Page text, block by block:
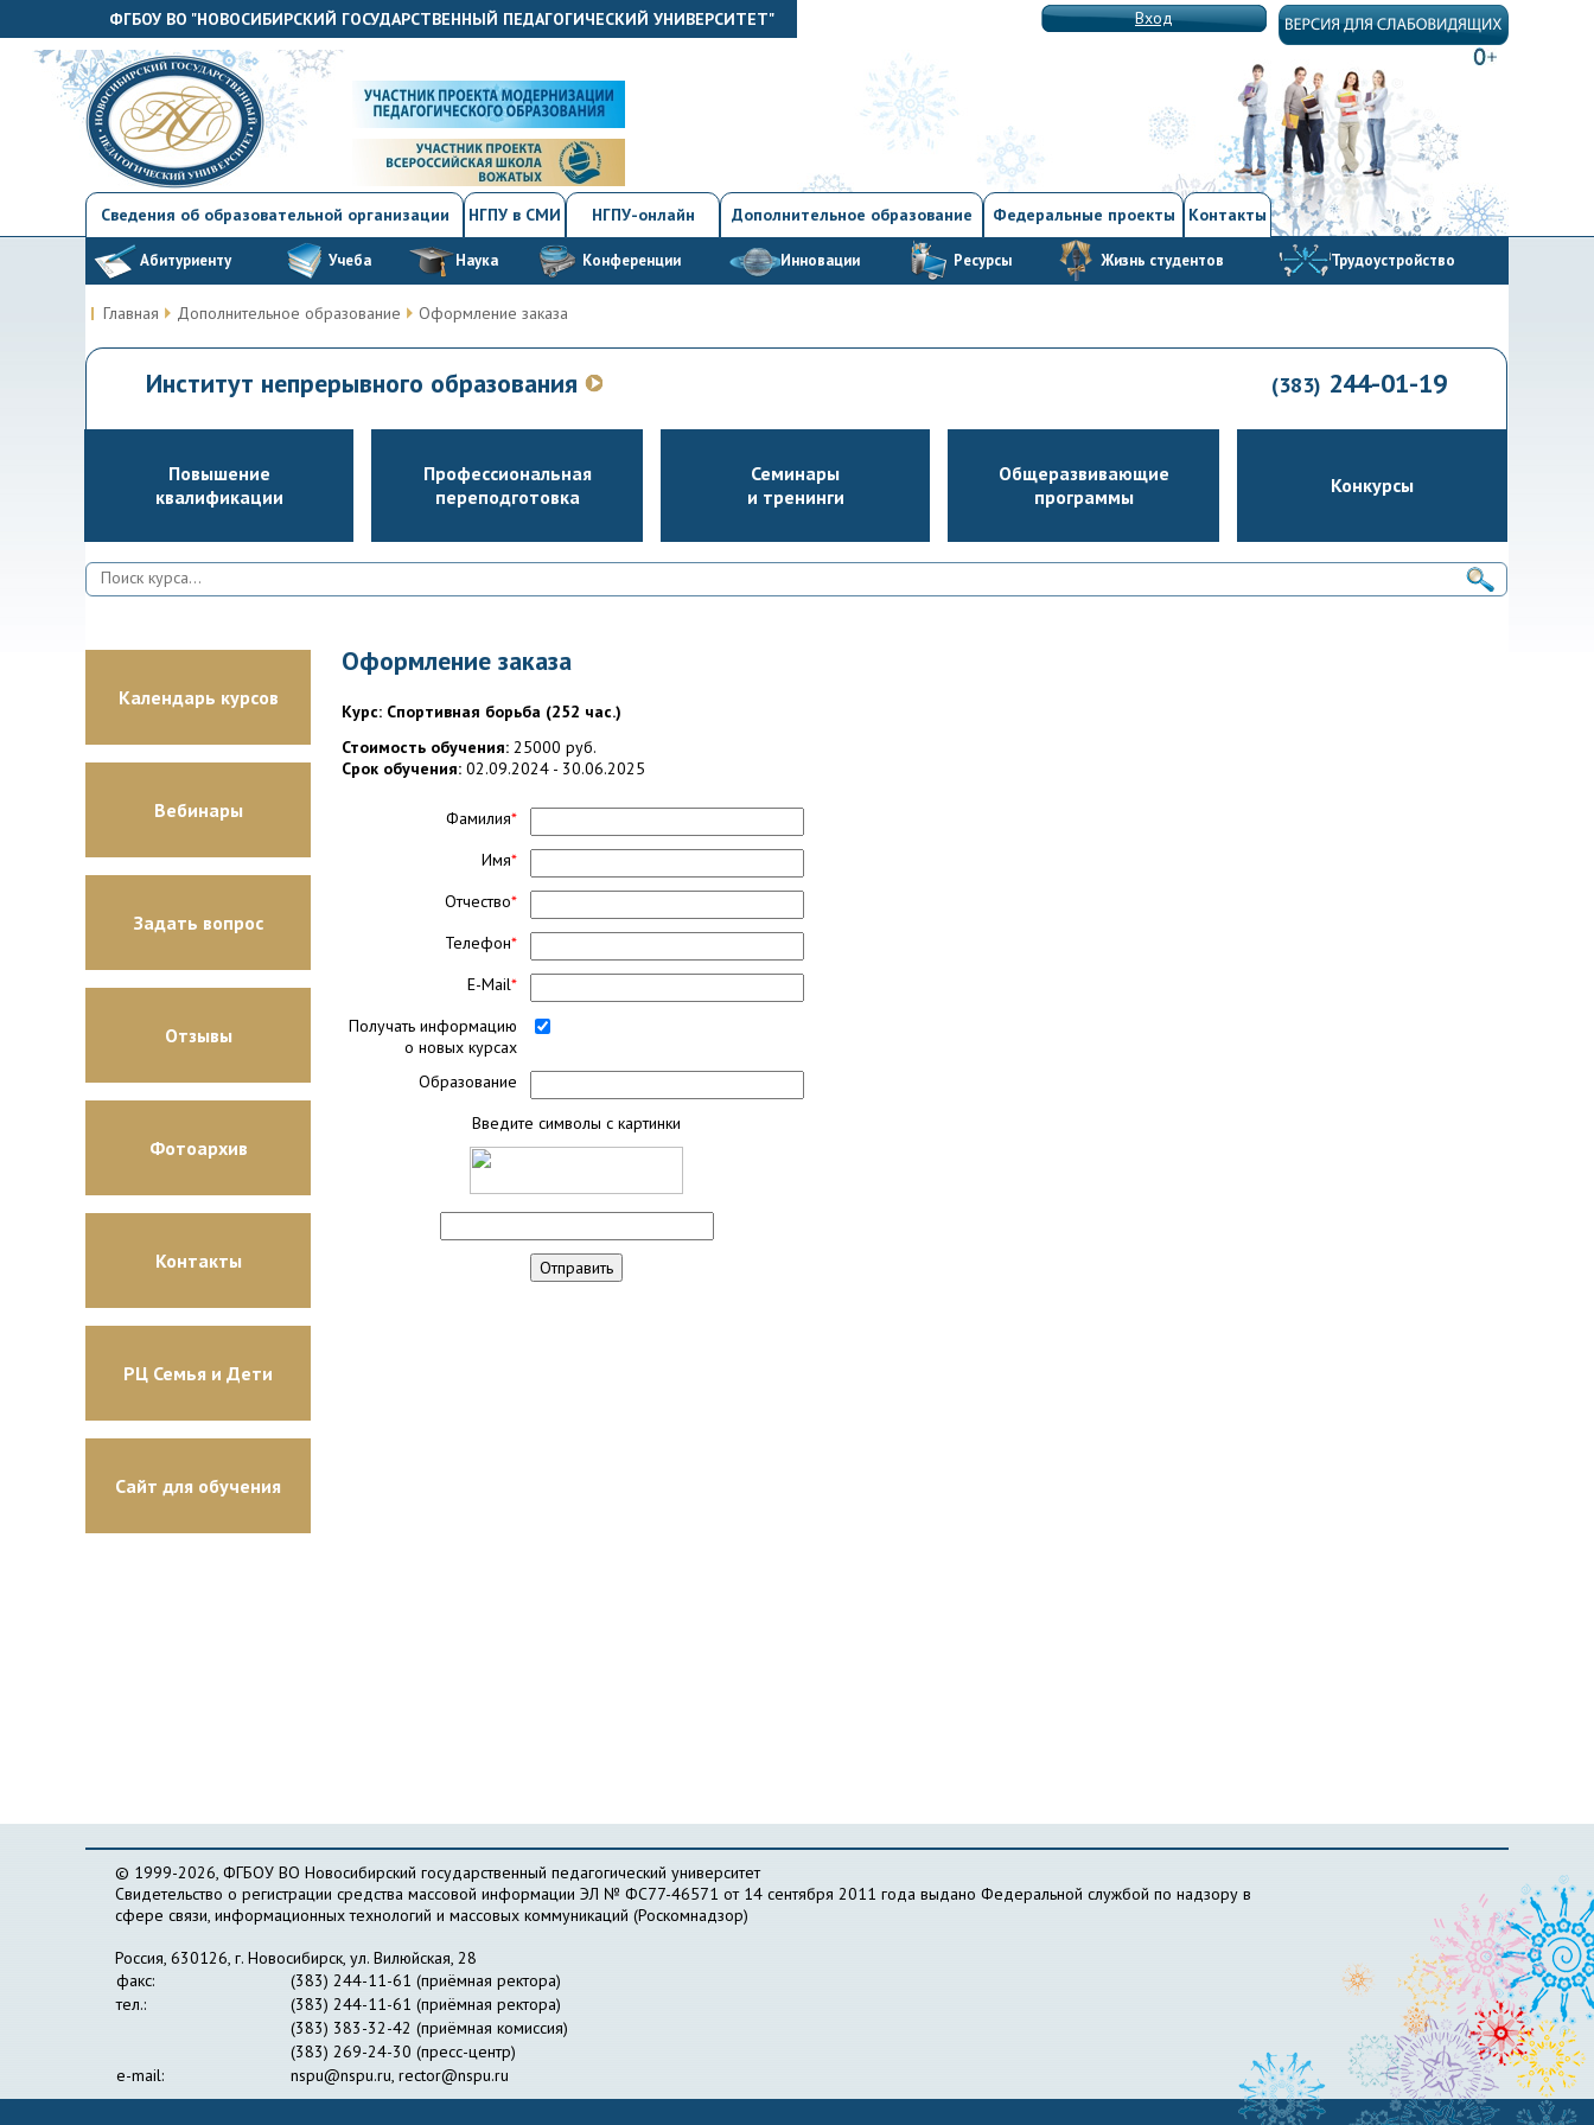
ФГБОУ ВО "НОВОСИБИРСКИЙ ГОСУДАРСТВЕННЫЙ ПЕДАГОГИЧЕСКИЙ УНИВЕРСИТЕТ" Вход
Сведения об образовательной организации НГПУ в СМИ НГПУ-онлайн Дополнительное образование Федеральные проекты Контакты
Абитуриенту Учеба Наука Конференции Инновации Ресурсы Жизнь студентов Трудоустройство
Главная Дополнительное образование Оформление заказа
Институт непрерывного образования (383) 244-01-19
Повышение
квалификации
Профессиональная
переподготовка
Семинары
и тренинги
Общеразвивающие
программы
Конкурсы
Календарь курсов
Вебинары
Задать вопрос
Отзывы
Фотоархив
Контакты
РЦ Семья и Дети
Сайт для обучения
Оформление заказа
Курс: Спортивная борьба (252 час.)
Стоимость обучения: 25000 руб.
Срок обучения: 02.09.2024 - 30.06.2025
Фамилия*
Имя*
Отчество*
Телефон*
E-Mail*
Получать информацию
о новых курсах
Образование
Введите символы с картинки
© 1999-2026, ФГБОУ ВО Новосибирский государственный педагогический университет
Свидетельство о регистрации средства массовой информации ЭЛ № ФС77-46571 от 14 сентября 2011 года выдано Федеральной службой по надзору в
сфере связи, информационных технологий и массовых коммуникаций (Роскомнадзор)
Россия, 630126, г. Новосибирск, ул. Вилюйская, 28
факс:
(383) 244-11-61 (приёмная ректора)
тел.:
(383) 244-11-61 (приёмная ректора)
(383) 383-32-42 (приёмная комиссия)
(383) 269-24-30 (пресс-центр)
e-mail:
nspu@nspu.ru, rector@nspu.ru